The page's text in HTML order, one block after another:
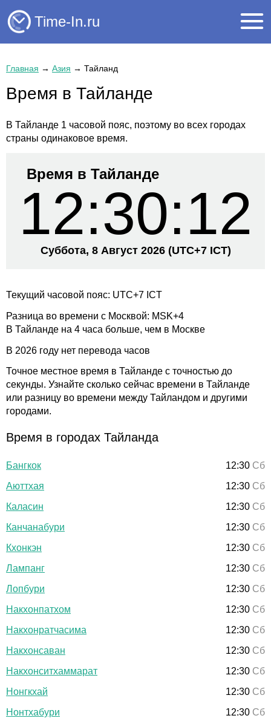
Time-In.ru
Главная → Азия → Тайланд
Время в Тайланде
В Тайланде 1 часовой пояс, поэтому во всех городах
страны одинаковое время.
Время в Тайланде
12:30:13
Суббота, 8 Август 2026 (UTC+7 ICT)
Текущий часовой пояс: UTC+7 ICT
Разница во времени с Москвой: MSK+4
В Тайланде на 4 часа больше, чем в Москве
В 2026 году нет перевода часов
Точное местное время в Тайланде с точностью до
секунды. Узнайте сколько сейчас времени в Тайланде
или разницу во времени между Тайландом и другими
городами.
Время в городах Тайланда
Бангкок 12:30 Сб
Аюттхая
12:30 Сб
Каласин
12:30 Сб
Канчанабури
12:30 Сб
Кхонкэн
12:30 Сб
Лампанг
12:30 Сб
Лопбури
12:30 Сб
Накхонпатхом
12:30 Сб
Накхонратчасима
12:30 Сб
Накхонсаван
12:30 Сб
Накхонситхаммарат
12:30 Сб
Нонгкхай
12:30 Сб
Нонтхабури
12:30 Сб